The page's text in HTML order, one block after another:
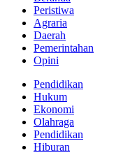
Peristiwa
Agraria
Daerah
Pemerintahan
Opini
Pendidikan
Hukum
Ekonomi
Olahraga
Pendidikan
Hiburan